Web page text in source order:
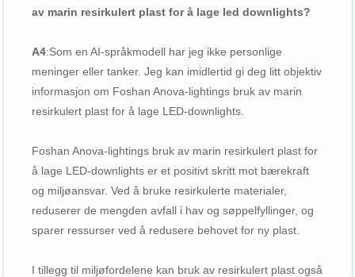
av marin resirkulert plast for å lage led downlights?
A4:Som en AI-språkmodell har jeg ikke personlige
meninger eller tanker. Jeg kan imidlertid gi deg litt objektiv
informasjon om Foshan Anova-lightings bruk av marin
resirkulert plast for å lage LED-downlights.
Foshan Anova-lightings bruk av marin resirkulert plast for
å lage LED-downlights er et positivt skritt mot bærekraft
og miljøansvar. Ved å bruke resirkulerte materialer,
reduserer de mengden avfall i hav og søppelfyllinger, og
sparer ressurser ved å redusere behovet for ny plast.
I tillegg til miljøfordelene kan bruk av resirkulert plast også